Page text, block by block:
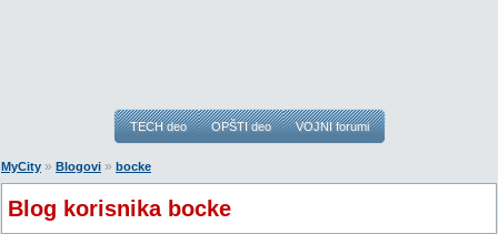
TECH deo OPŠTI deo VOJNI forumi
MyCity » Blogovi » bocke
Blog korisnika bocke